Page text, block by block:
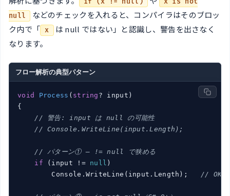
null
などのチェックを入れると、コンパイラはそのブロッ
ク内で「 x は null ではない」と認識し、警告を出さなく
なります。
フロー解析の典型パターン
void Process ( string ? input )
{
// 警告: input は null の可能性
// Console.WriteLine(input.Length);
// パターン① — != null で狭める
if (input != null )
        Console.WriteLine(input.Length);
// OK: